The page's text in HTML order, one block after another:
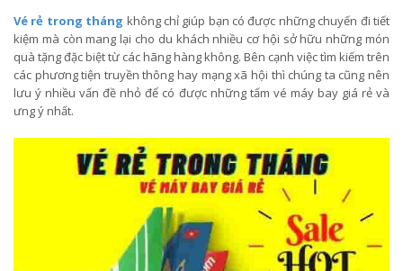
Vé rẻ trong tháng không chỉ giúp bạn có được những chuyến đi tiết
kiệm mà còn mang lại cho du khách nhiều cơ hội sở hữu những món
quà tặng đặc biệt từ các hãng hàng không. Bên cạnh việc tìm kiếm trên
các phương tiện truyền thông hay mạng xã hội thì chúng ta cũng nên
lưu ý nhiều vấn đề nhỏ để có được những tấm vé máy bay giá rẻ và
ưng ý nhất.